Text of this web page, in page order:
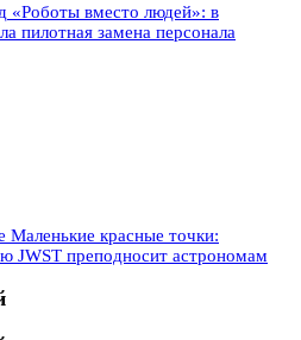
«Роботы вместо людей»: в
пилотная замена персонала
Маленькие красные точки:
JWST преподносит астрономам